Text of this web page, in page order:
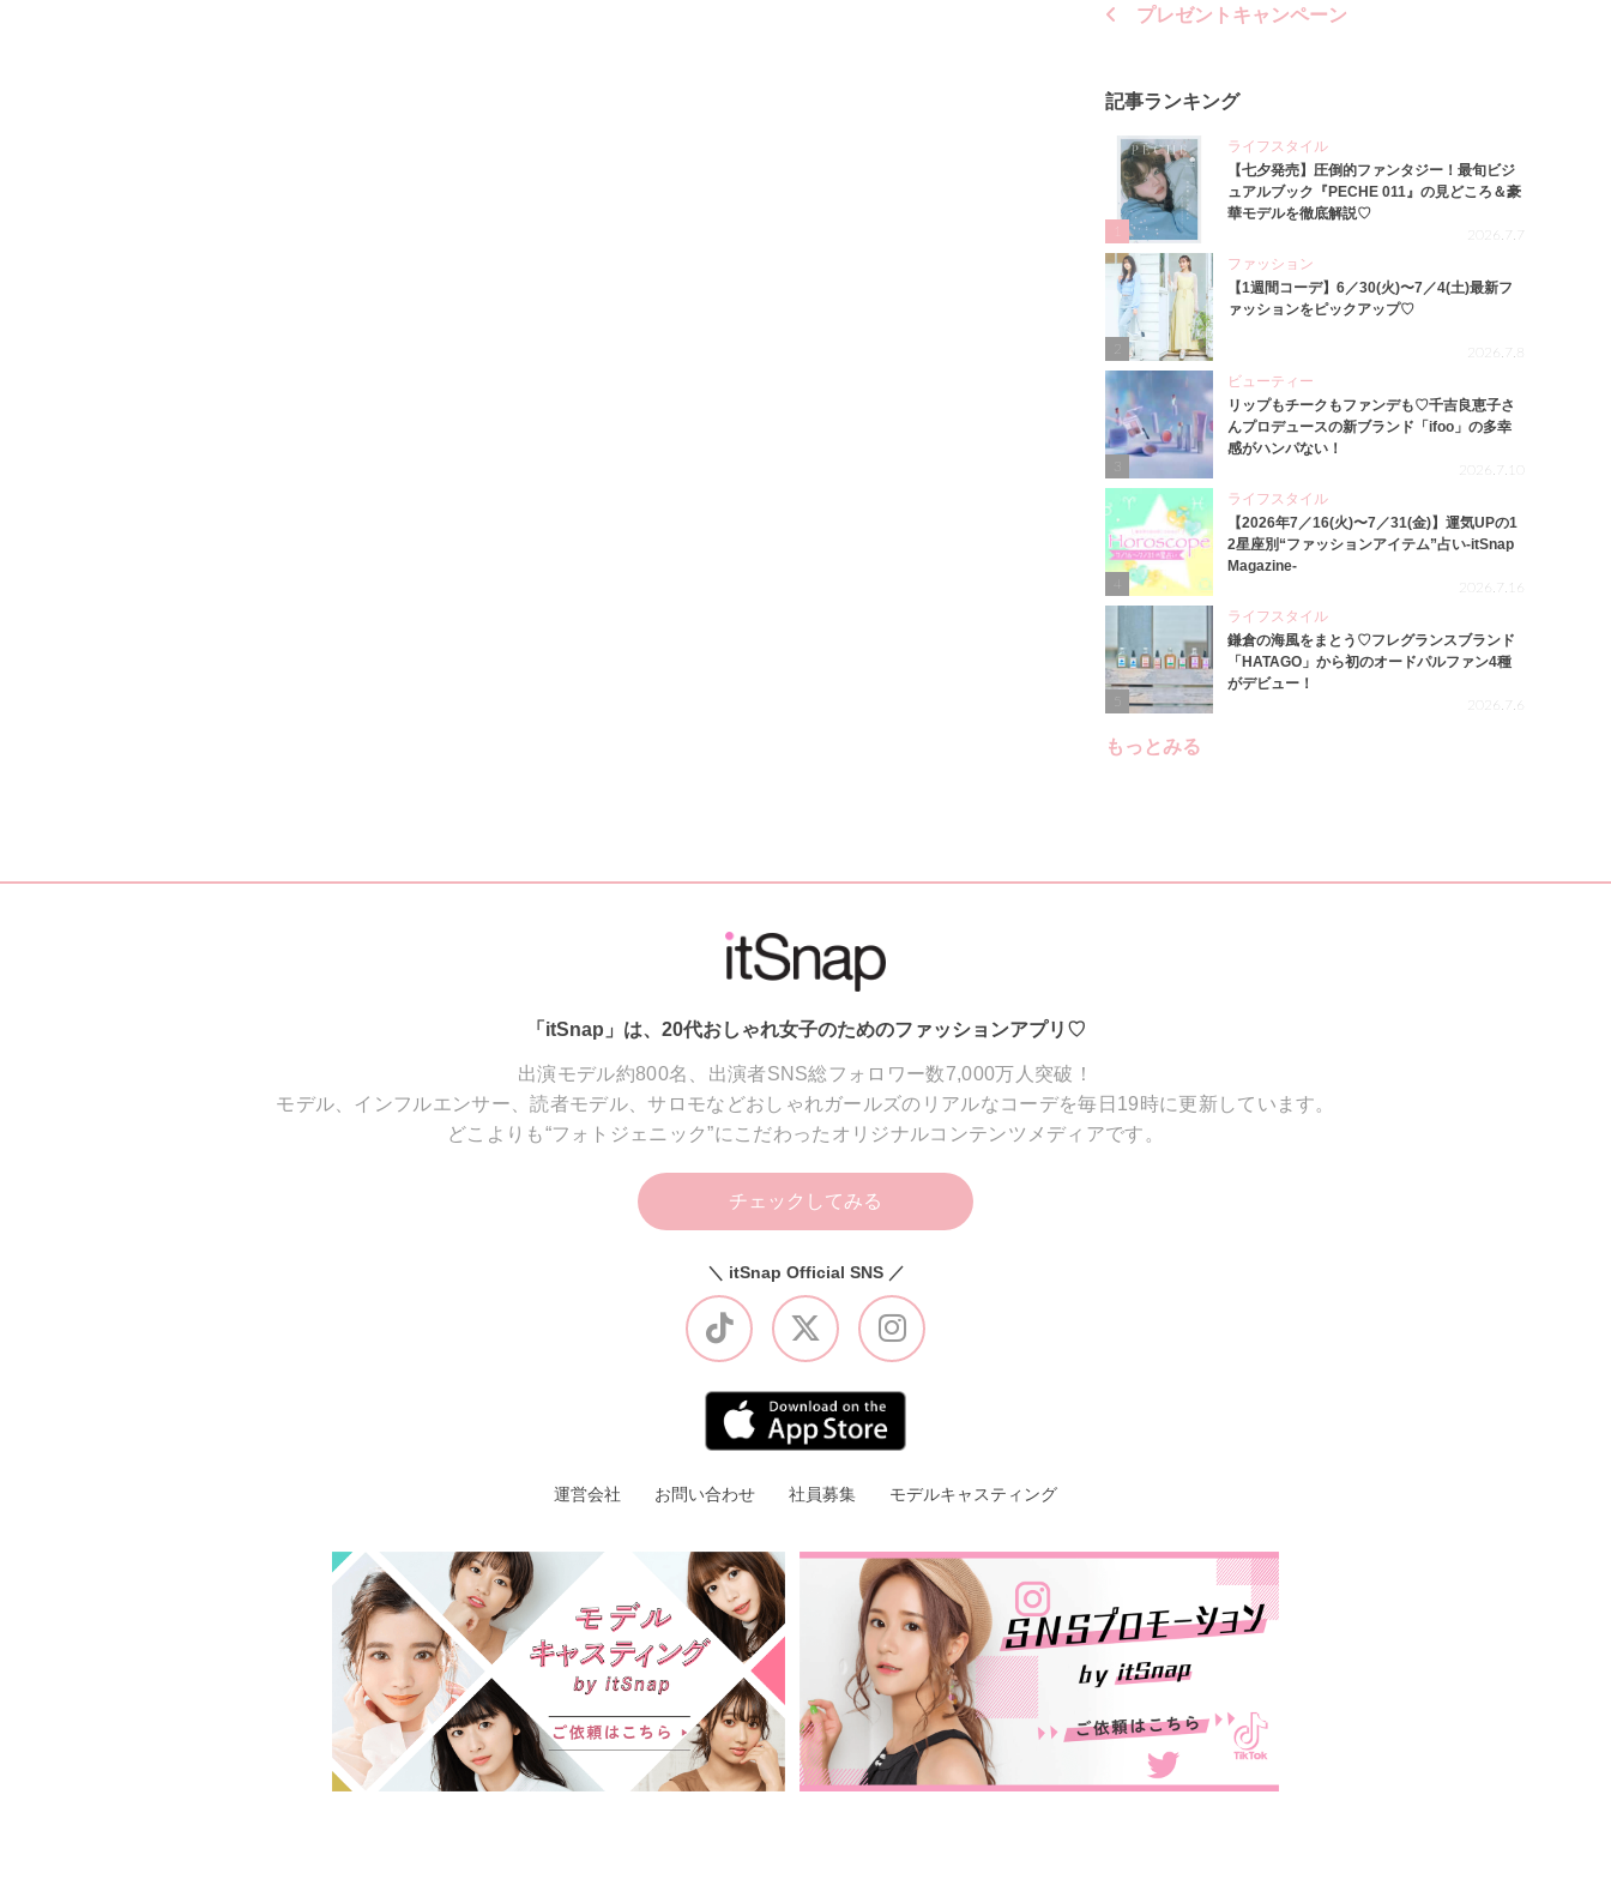
プレゼントキャンペーン
記事ランキング
ライフスタイル
【七夕発売】圧倒的ファンタジー！最旬ビジ
ュアルブック『PECHE 011』の見どころ＆豪
華モデルを徹底解説♡
2026.7.7
ファッション
【1週間コーデ】6／30(火)〜7／4(土)最新フ
ァッションをピックアップ♡
2026.7.8
3
ビューティー
リップもチークもファンデも♡千吉良恵子さ
んプロデュースの新ブランド「ifoo」の多幸
感がハンパない！
2026.7.10
4
ライフスタイル
【2026年7／16(火)〜7／31(金)】運気UPの1
2星座別“ファッションアイテム”占い-itSnap
Magazine-
2026.7.16
ライフスタイル
鎌倉の海風をまとう♡フレグランスブランド
「HATAGO」から初のオードパルファン4種
がデビュー！
2026.7.6
もっとみる
「itSnap」は、20代おしゃれ女子のためのファッションアプリ♡
出演モデル約800名、出演者SNS総フォロワー数7,000万人突破！
モデル、インフルエンサー、読者モデル、サロモなどおしゃれガールズのリアルなコーデを毎日19時に更新しています。
どこよりも“フォトジェニック”にこだわったオリジナルコンテンツメディアです。
チェックしてみる
＼ itSnap Official SNS ／
運営会社 お問い合わせ 社員募集 モデルキャスティング